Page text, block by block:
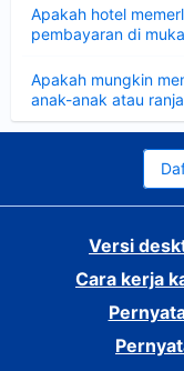
Apakah hotel
pembayaran di
Apakah mungkin
anak-anak atau
Versi
Cara kerja